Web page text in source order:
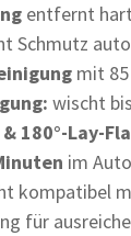
entfernt
Schmutz
mit
wischt
180°-Lay-
im
kompatibel
für